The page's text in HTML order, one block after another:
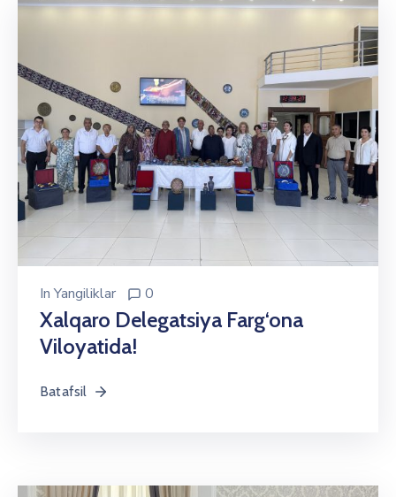
InYangiliklar 0
Xalqaro Delegatsiya Farg‘ona
Viloyatida!
Batafsil